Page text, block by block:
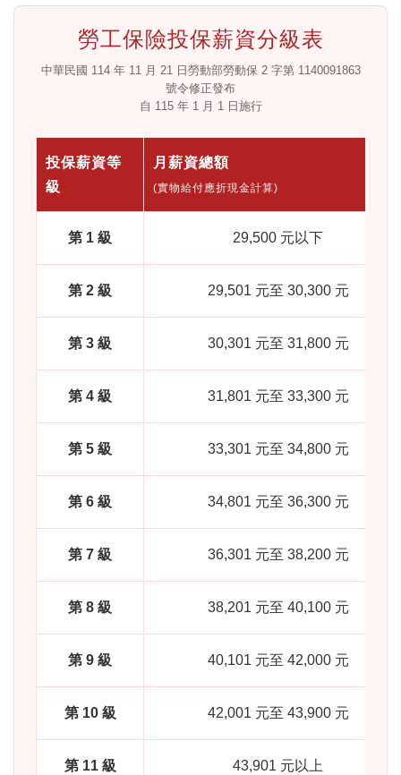
勞工保險投保薪資分級表
中華民國 114 年 11 月 21 日勞動部勞動保 2 字第 1140091863
號令修正發布
自 115 年 1 月 1 日施行
投保薪資等
級
月薪資總額
(實物給付應折現金計算)
第 1 級 29,500 元以下
第 2 級 29,501 元至 30,300 元
第 3 級 30,301 元至 31,800 元
第 4 級 31,801 元至 33,300 元
第 5 級 33,301 元至 34,800 元
第 6 級 34,801 元至 36,300 元
第 7 級 36,301 元至 38,200 元
第 8 級 38,201 元至 40,100 元
第 9 級 40,101 元至 42,000 元
第 10 級 42,001 元至 43,900 元
第 11 級 43,901 元以上